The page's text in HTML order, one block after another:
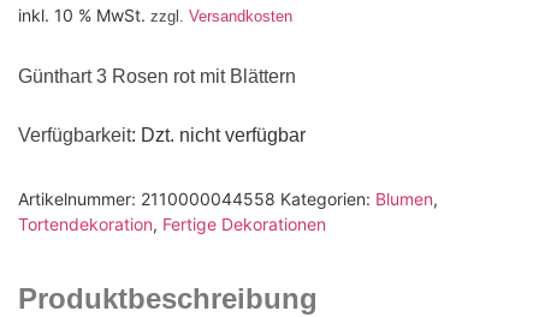
inkl. 10 % MwSt. zzgl. Versandkosten
Günthart 3 Rosen rot mit Blättern
Verfügbarkeit: Dzt. nicht verfügbar
Artikelnummer: 2110000044558 Kategorien: Blumen,
Tortendekoration, Fertige Dekorationen
Produktbeschreibung